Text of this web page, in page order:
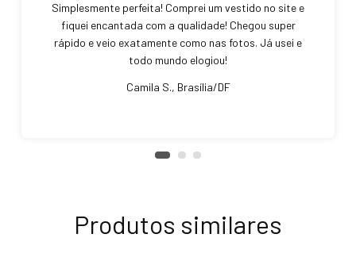
Simplesmente perfeita! Comprei um vestido no site e
fiquei encantada com a qualidade! Chegou super
rápido e veio exatamente como nas fotos. Já usei e
todo mundo elogiou!
Camila S., Brasília/DF
Produtos similares